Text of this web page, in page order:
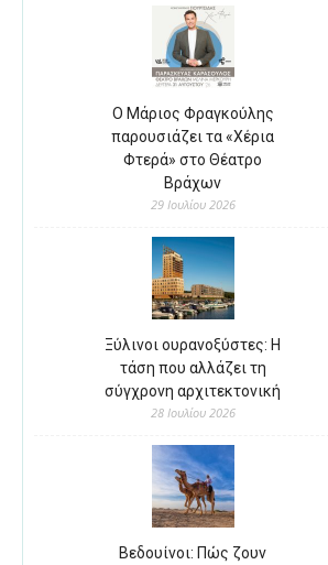
Ο Μάριος Φραγκούλης
παρουσιάζει τα «Χέρια
Φτερά» στο Θέατρο
Βράχων
29 Ιουλίου 2026
Ξύλινοι ουρανοξύστες: Η
τάση που αλλάζει τη
σύγχρονη αρχιτεκτονική
28 Ιουλίου 2026
Βεδουίνοι: Πώς ζουν